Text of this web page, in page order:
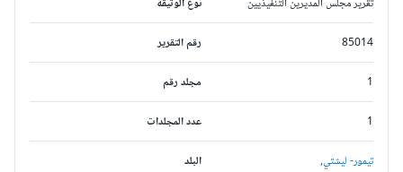
نوع الوثيقة تقرير مجلس المديرين التنفيذيين
رقم التقرير 85014
مجلد رقم
عدد المجلدات
البلد تيمور- ليشتي,